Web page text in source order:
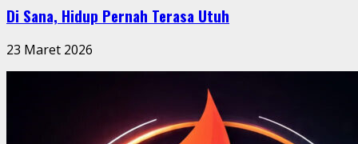
Di Sana, Hidup Pernah Terasa Utuh
23 Maret 2026